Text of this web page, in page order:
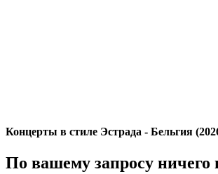
Концерты в стиле Эстрада - Бельгия
По вашему запросу ничего